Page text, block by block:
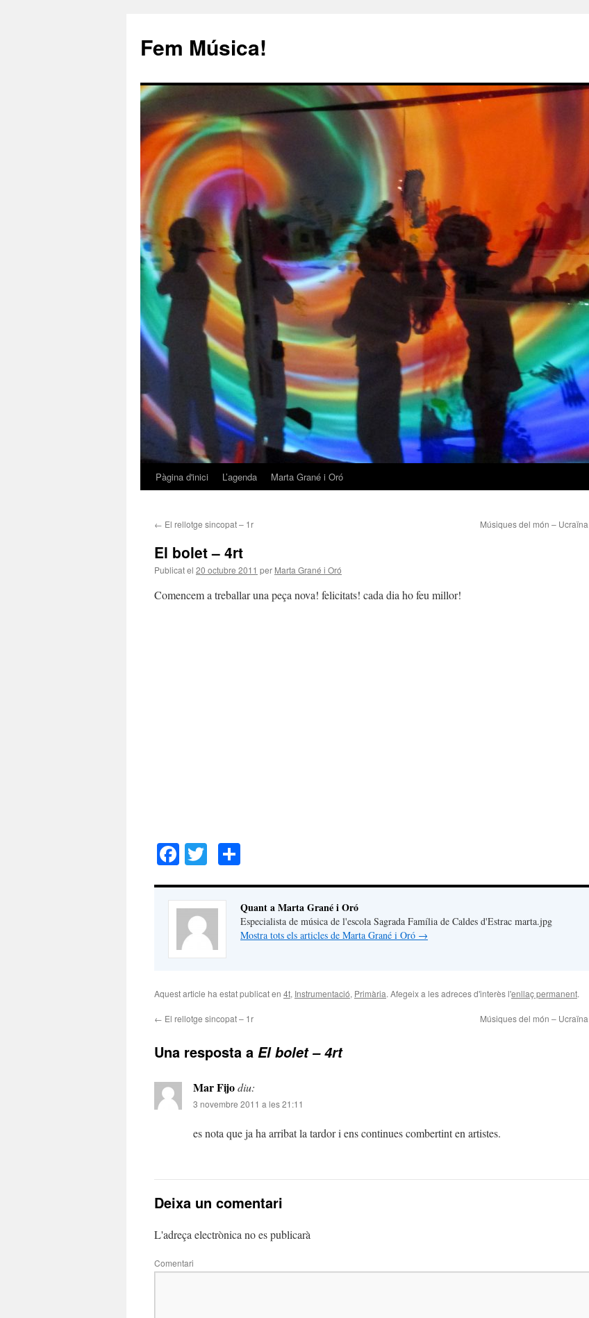
Fem Música!
Vés
contingut
Pàgina d'inici L’agenda Marta Grané i Oró
← El rellotge sincopat – 1r Músiques del món – Ucraïna
El bolet – 4rt
Publicat el 20 octubre 2011 per Marta Grané i Oró
Comencem a treballar una peça nova! felicitats! cada dia ho feu millor!
Facebook
Twitter
Quant a Marta Grané i Oró
Especialista de música de l'escola Sagrada Família de Caldes d'Estrac marta.jpg
Mostra tots els articles de Marta Grané i Oró →
Aquest article ha estat publicat en 4t, Instrumentació, Primària. Afegeix a les adreces d'interès l'enllaç permanent.
← El rellotge sincopat – 1r Músiques del món – Ucraïna
Una resposta a El bolet – 4rt
Mar Fijodiu:
3 novembre 2011 a les 21:11
es nota que ja ha arribat la tardor i ens continues combertint en artistes.
Deixa un comentari
L'adreça electrònica no es publicarà
Comentari